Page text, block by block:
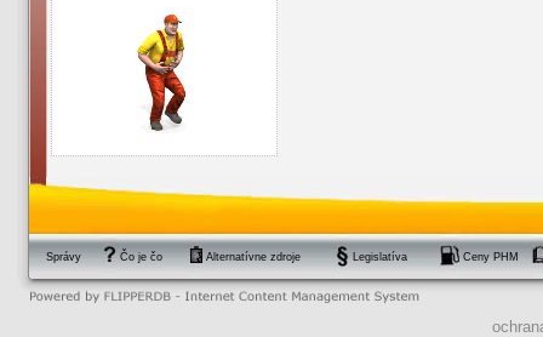
Správy Čo je čo Alternatívne zdroje Legislatíva Ceny PHM